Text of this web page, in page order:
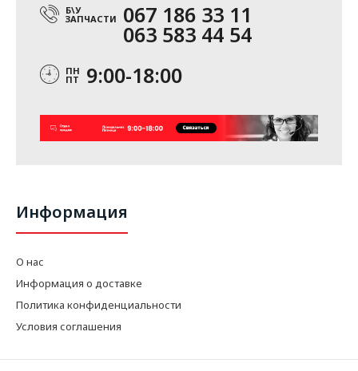
Б\У
ЗАПЧАСТИ 067 186 33 11
063 583 44 54
ПН
ПТ 9:00-18:00
Информация
О нас
Информация о доставке
Политика конфиденциальности
Условия соглашения